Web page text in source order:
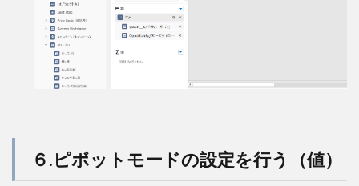
６.ピボットモードの設定を行う（値）